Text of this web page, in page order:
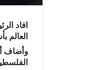
افاد
العالم
وأضاف